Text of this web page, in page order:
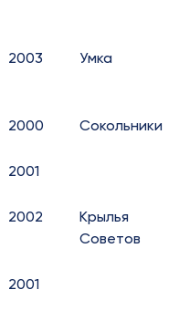
2003 Умка
2000 Сокольники
2001
2002
Крылья
Советов
2001